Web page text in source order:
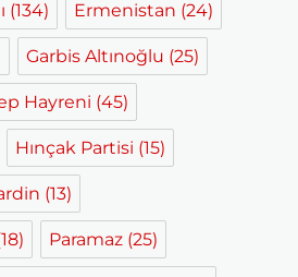
(134) Ermenistan (24)
Garbis Altınoğlu (25)
Hayreni (45)
Hınçak Partisi (15)
(13)
Paramaz (25)